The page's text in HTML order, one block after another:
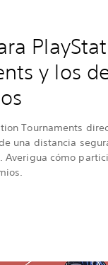
y los
Tournaments
una distancia
Averigua cómo